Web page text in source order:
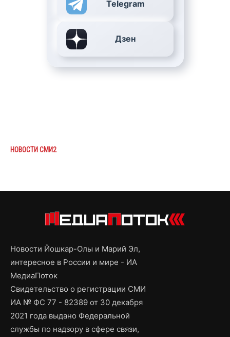
Telegram
Дзен
НОВОСТИ СМИ2
Новости Йошкар-Олы и Марий Эл,
интересное в России и мире - ИА
МедиаПоток
Свидетельство о регистрации СМИ
ИА № ФС 77 - 82389 от 30 декабря
2021 года выдано Федеральной
службы по надзору в сфере связи,